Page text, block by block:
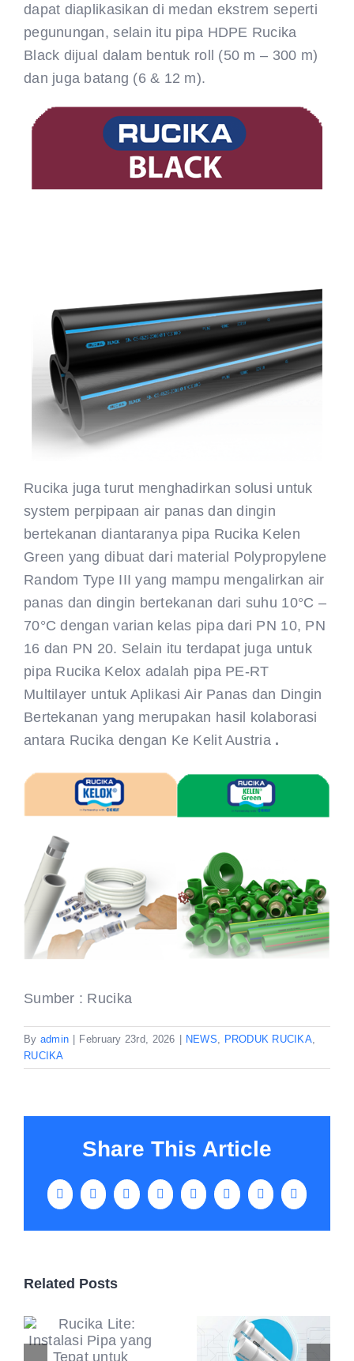
dapat diaplikasikan di medan ekstrem seperti
pegunungan, selain itu pipa HDPE Rucika
Black dijual dalam bentuk roll (50 m – 300 m)
dan juga batang (6 & 12 m).
Rucika juga turut menghadirkan solusi untuk
system perpipaan air panas dan dingin
bertekanan diantaranya pipa Rucika Kelen
Green yang dibuat dari material Polypropylene
Random Type III yang mampu mengalirkan air
panas dan dingin bertekanan dari suhu 10°C –
70°C dengan varian kelas pipa dari PN 10, PN
16 dan PN 20. Selain itu terdapat juga untuk
pipa Rucika Kelox adalah pipa PE-RT
Multilayer untuk Aplikasi Air Panas dan Dingin
Bertekanan yang merupakan hasil kolaborasi
antara Rucika dengan Ke Kelit Austria .
Sumber : Rucika
By admin February 23rd, 2026 NEWS, PRODUK RUCIKA,
RUCIKA
Share This Article
Facebook
X LinkedInWhatsApp
TumblrPinterestVk Email
Related Posts